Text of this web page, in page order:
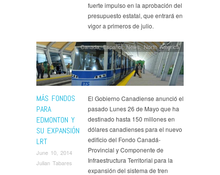
fuerte impulso en la aprobación del
presupuesto estatal, que entrará en
vigor a primeros de julio.
MÁS FONDOS
PARA
EDMONTON Y
SU EXPANSIÓN
LRT
June 10, 2014
Julian Tabares
Canada,Español,News,North America
El Gobierno Canadiense anunció el
pasado Lunes 26 de Mayo que ha
destinado hasta 150 millones en
dólares canadienses para el nuevo
edificio del Fondo Canadá-
Provincial y Componente de
Infraestructura Territorial para la
expansión del sistema de tren